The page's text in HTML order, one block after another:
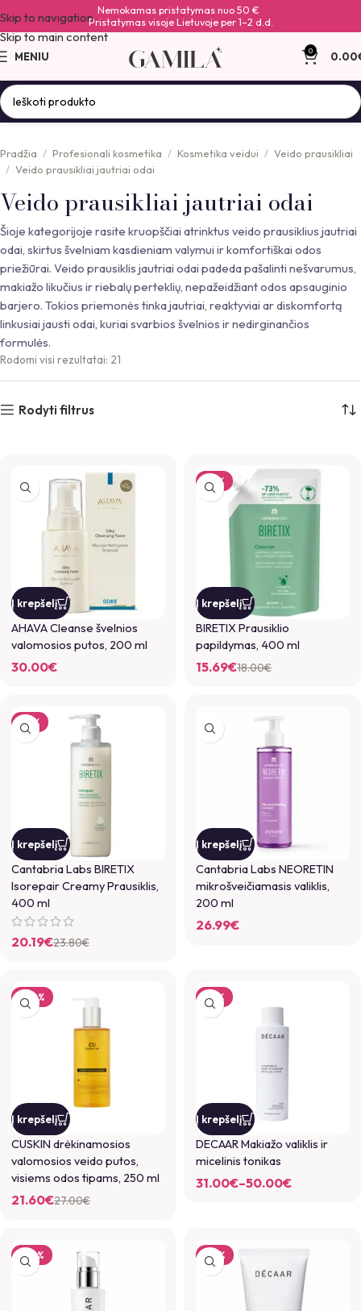
Skip to navigation
Skip to main content
Nemokamas pristatymas nuo 50 €
Pristatymas visoje Lietuvoje per 1–2 d.d.
MENIU 0 0.00
Veido prausikliai jautriai odai
Pradžia Profesionali kosmetika Kosmetika veidui
Veido prausikliai
Veido prausikliai jautriai odai
Šioje kategorijoje rasite kruopščiai atrinktus veido prausiklius jautriai
odai, skirtus švelniam kasdieniam valymui ir komfortiškai odos
priežiūrai. Veido prausiklis jautriai odai padeda pašalinti nešvarumus,
makiažo likučius ir riebalų perteklių, nepažeidžiant odos apsauginio
barjero. Tokios priemonės tinka jautriai, reaktyviai ar diskomfortą
linkusiai jausti odai, kuriai svarbios švelnios ir nedirginančios
formulės.
Rodomi visi rezultatai: 21
Rodyti filtrus
Į krepšelį
AHAVA Cleanse švelnios
valomosios putos, 200 ml
30.00€
-13%
Į krepšelį
BIRETIX Prausiklio
papildymas, 400 ml
18.00€
15.69€
-15%
Į krepšelį
Cantabria Labs BIRETIX
Isorepair Creamy Prausiklis,
400 ml
23.80€
20.19€
Į krepšelį
Cantabria Labs NEORETIN
mikrošveičiamasis valiklis,
200 ml
26.99€
-20%
Į krepšelį
CUSKIN drėkinamosios
valomosios veido putos,
visiems odos tipams, 250 ml
27.00€
21.60€
-14%
Į krepšelį
DECAAR Makiažo valiklis ir
micelinis tonikas
31.00€–50.00€
-27% -18%